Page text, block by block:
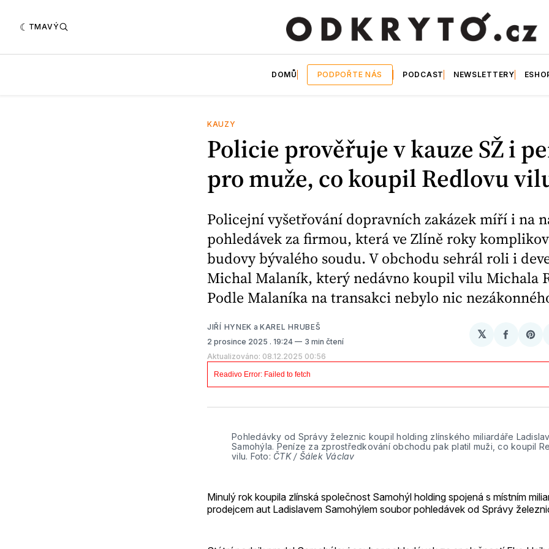
TMAVÝ
DOMŮ PODPOŘTE NÁS PODCAST NEWSLETTERY
KAUZY
Policie prověřuje v kauze SŽ i
pro muže, co koupil Redlovu
Policejní vyšetřování dopravních zakázek míří i na
pohledávek za firmou, která ve Zlíně roky
budovy bývalého soudu. V obchodu sehrál roli i
Michal Malaník, který nedávno koupil vilu Michala
Podle Malaníka na transakci nebylo nic
JIŘÍ HYNEK a KAREL HRUBEŠ
2 prosince 2025 . 19:24
3 min čtení
Aktualizováno: 08.12.2025 00:56
𝕏
Sdílet
Pohledávky od Správy železnic koupil holding zlínského miliardáře
Samohýla. Peníze za zprostředkování obchodu pak platil muži, co koupil
vilu. Foto: ČTK / Šálek Václav
Minulý rok koupila zlínská společnost Samohýl holding spojená s místním
prodejcem aut Ladislavem Samohýlem soubor pohledávek od Správy